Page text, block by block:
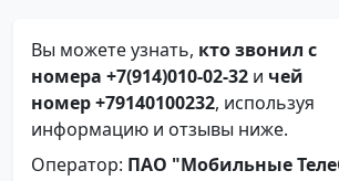
Вы можете узнать, кто звонил с
номера +7(914)010-02-32 и чей
номер +79140100232, используя
информацию и отзывы ниже.
Оператор: ПАО "Мобильные